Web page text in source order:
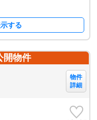
する
開物件
物件
詳細